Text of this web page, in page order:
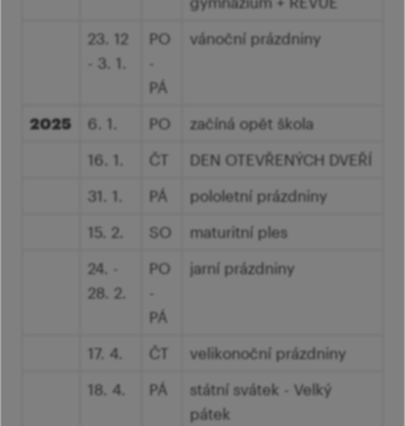
23. 12
- 3. 1.
PO
-
PÁ
vánoční prázdniny
2025 6. 1. PO
začíná opět škola
16. 1.
ČT
DEN OTEVŘENÝCH DVEŘÍ
31. 1.
PÁ
pololetní prázdniny
15. 2.
SO
maturitní ples
24. -
28. 2.
PO
-
PÁ
jarní prázdniny
17. 4. ČT
velikonoční prázdniny
18. 4.
PÁ
státní svátek - Velký
pátek